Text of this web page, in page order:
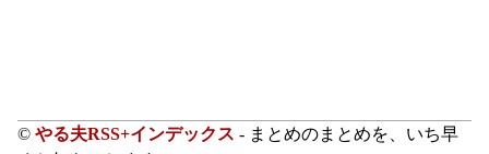
© やる夫RSS+インデックス - まとめのまとめを、いち早